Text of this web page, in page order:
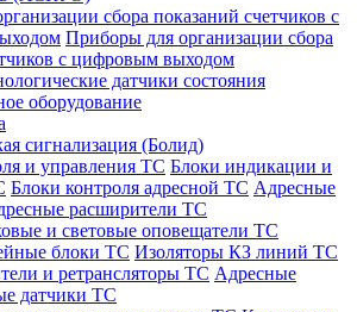
сбора показаний счетчиков с
Приборы для организации сбора
с цифровым выходом
датчики состояния
оборудование
сигнализация (Болид)
и управления ТС Блоки индикации и
Блоки контроля адресной ТС Адресные
расширители ТС
и световые оповещатели ТС
блоки ТС Изоляторы КЗ линий ТС
и ретрансляторы ТС Адресные
датчики ТС